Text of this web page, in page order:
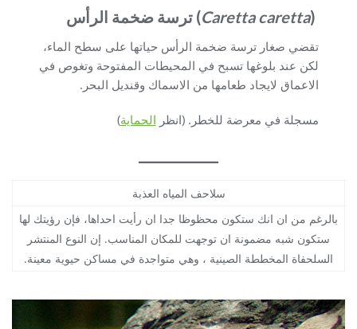
(
Caretta caretta) ترسة ضخمة الرأس
تقضي صغار ترسة ضخمة الرأس حياتها على سطح الماء،
لكن عند بلوغها تسبح في المحيطات المفتوحة وتغوص في
الاعماق لايجاد طعامها من الاسماك وقنديل البحر.
مسجلة في معرضة للخطر. (انظر الحماية)
سلاحف المياه العذبة
بالرغم من ان انك ستكون محظوظا جدا ان رأيت احداها، فإن رؤيتك لها
ستكون شبه مضمونة ان توجهت للمكان المناسب. إن النوع المنتشر
السلحفاة المخططة الصينية ، وهي متواجدة في مساكن حيوية معينة.